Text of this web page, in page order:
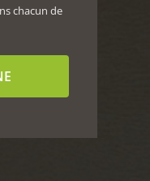
chacun de